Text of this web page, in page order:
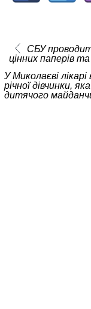
СБУ
цінних паперів
У Миколаєві
річної дівчинки,
дитячого